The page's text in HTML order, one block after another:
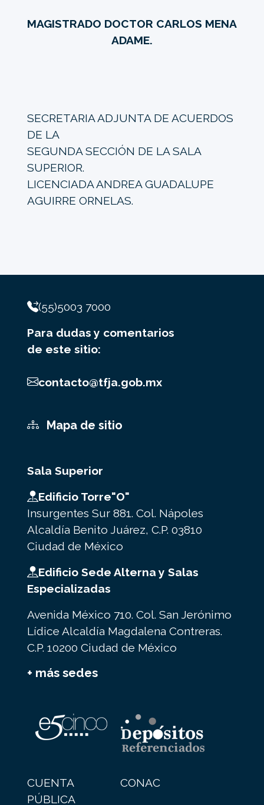
MAGISTRADO DOCTOR CARLOS MENA
ADAME.
SECRETARIA ADJUNTA DE ACUERDOS
DE LA
SEGUNDA SECCIÓN DE LA SALA
SUPERIOR.
LICENCIADA ANDREA GUADALUPE
AGUIRRE ORNELAS.
(55)5003 7000
Para dudas y comentarios
de este sitio:
contacto@tfja.gob.mx
Mapa de sitio
Sala Superior
Edificio Torre"O"
Insurgentes Sur 881. Col. Nápoles
Alcaldía Benito Juárez, C.P. 03810
Ciudad de México
Edificio Sede Alterna y Salas
Especializadas
Avenida México 710. Col. San Jerónimo
Lídice Alcaldía Magdalena Contreras.
C.P. 10200 Ciudad de México
+ más sedes
CUENTA
PÚBLICA
CONAC